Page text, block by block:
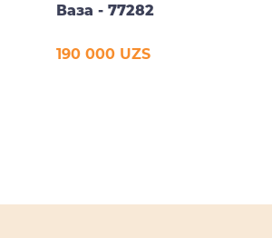
Ваза - 77282
190 000 UZS